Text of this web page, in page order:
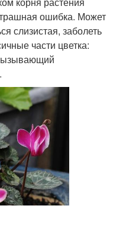
ошибка. Может
слизистая, заболеть
части цветка: